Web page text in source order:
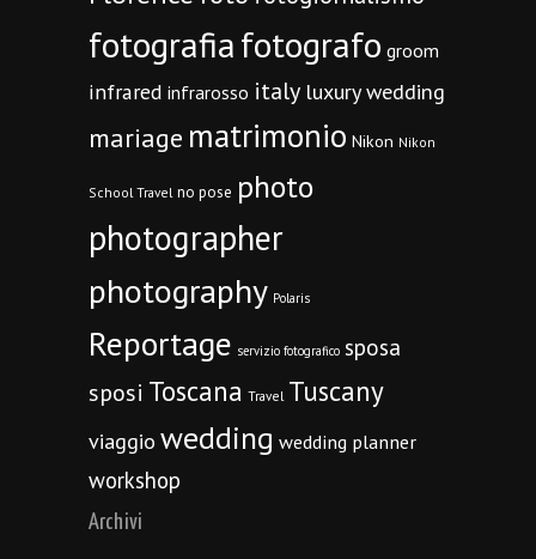
fotografiafotografo groom
infrared infrarosso italy luxury wedding
mariage matrimonio Nikon Nikon
School Travel no pose photo
photographer
photography Polaris
Reportage servizio fotografico sposa
sposi Toscana Travel Tuscany
viaggio wedding wedding planner
workshop
Archivi